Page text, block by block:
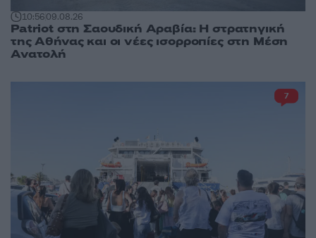
10:5609.08.26
Patriot στη Σαουδική Αραβία: Η στρατηγική
της Αθήνας και οι νέες ισορροπίες στη Μέση
Ανατολή
7